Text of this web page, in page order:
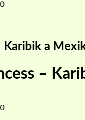
Karibik a
–